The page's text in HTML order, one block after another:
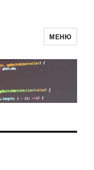
МЕНЮ